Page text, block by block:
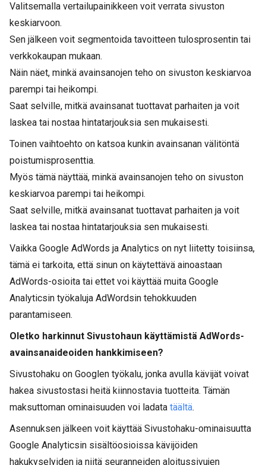
Valitsemalla vertailupainikkeen voit verrata sivuston
keskiarvoon.
Sen jälkeen voit segmentoida tavoitteen tulosprosentin tai
verkkokaupan mukaan.
Näin näet, minkä avainsanojen teho on sivuston keskiarvoa
parempi tai heikompi.
Saat selville, mitkä avainsanat tuottavat parhaiten ja voit
laskea tai nostaa hintatarjouksia sen mukaisesti.
Toinen vaihtoehto on katsoa kunkin avainsanan välitöntä
poistumisprosenttia.
Myös tämä näyttää, minkä avainsanojen teho on sivuston
keskiarvoa parempi tai heikompi.
Saat selville, mitkä avainsanat tuottavat parhaiten ja voit
laskea tai nostaa hintatarjouksia sen mukaisesti.
Vaikka Google AdWords ja Analytics on nyt liitetty toisiinsa,
tämä ei tarkoita, että sinun on käytettävä ainoastaan
AdWords-osioita tai ettet voi käyttää muita Google
Analyticsin työkaluja AdWordsin tehokkuuden
parantamiseen.
Oletko harkinnut Sivustohaun käyttämistä AdWords-
avainsanaideoiden hankkimiseen?
Sivustohaku on Googlen työkalu, jonka avulla kävijät voivat
hakea sivustostasi heitä kiinnostavia tuotteita. Tämän
maksuttoman ominaisuuden voi ladata täältä.
Asennuksen jälkeen voit käyttää Sivustohaku-ominaisuutta
Google Analyticsin sisältöosioissa kävijöiden
hakukyselyiden ja niitä seuranneiden aloitussivujen